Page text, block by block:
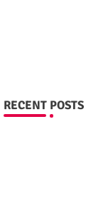
RECENT POSTS